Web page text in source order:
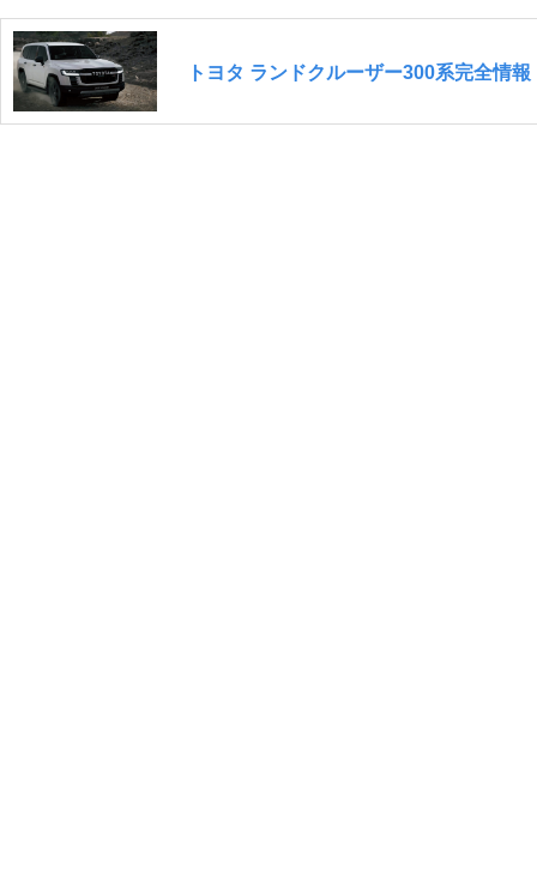
トヨタ ランドクルーザー300系完全情